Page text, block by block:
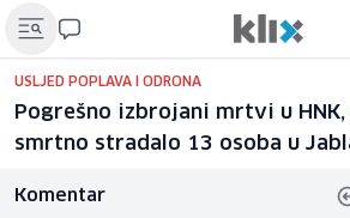
USLJED POPLAVA I ODRONA
Pogrešno izbrojani mrtvi u
smrtno stradalo 13 osoba u
Komentar